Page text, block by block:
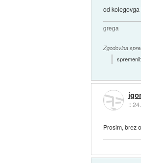
od
grega
Zgodovina
::
Prosim, brez